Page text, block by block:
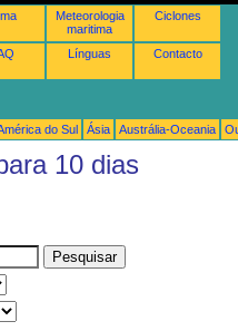
Meteorologia
maritima
Ciclones
Línguas Contacto
do Sul Ásia Austrália-Oceania
10 dias